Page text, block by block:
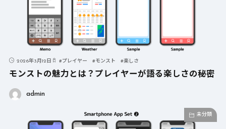
2026年3月12日 #プレイヤー #モンスト #楽しさ
モンストの魅力とは？プレイヤーが語る楽しさの秘密
admin
未分類